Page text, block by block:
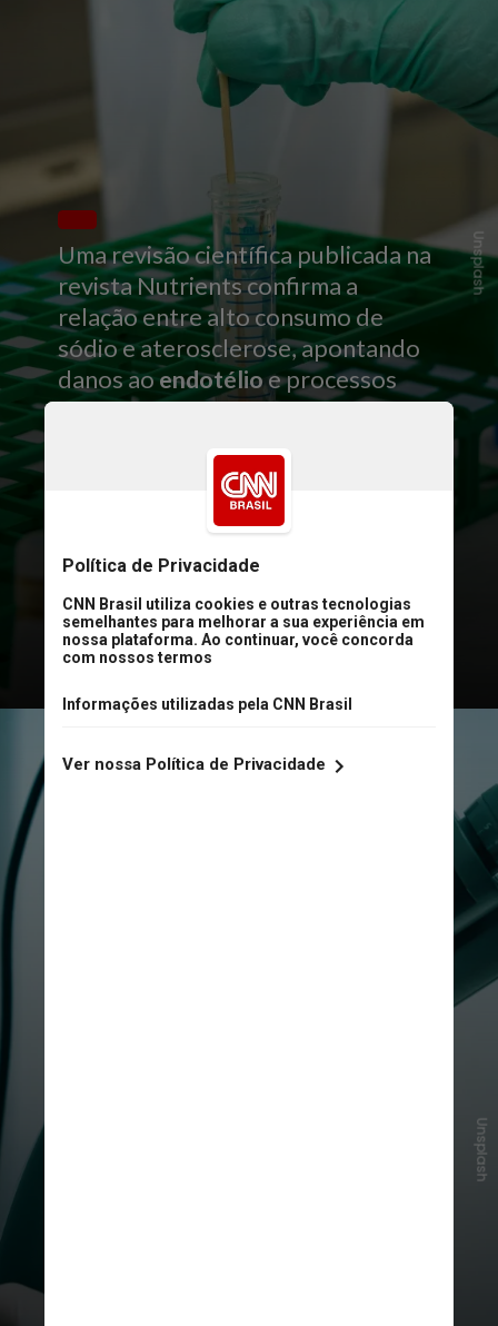
Uma revisão científica publicada na
revista Nutrients confirma a
relação entre alto consumo de
sódio e aterosclerose, apontando
danos aoendotélioe processos
inflamatórios nos vasos
Unsplash
Unsplash